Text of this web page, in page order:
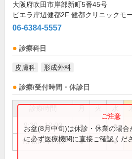
大阪府吹田市岸部新町5番45号
ビエラ岸辺健都2F 健都クリニックモ
06-6384-5557
診療科目
皮膚科 形成外科
診療/受付時間・休診日
9:30～12:00 ● ● ●
15:00～17:30 ● ●
お盆(8月中旬)は休診・休業の場
に必ず医療機関に直接ご確認くだ